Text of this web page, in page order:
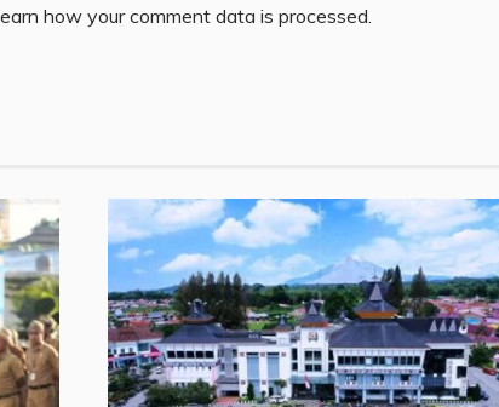
how your comment data is processed.